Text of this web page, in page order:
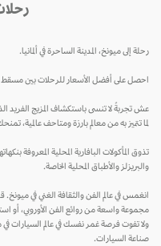
رحلة إلى ميونخ، المدينة الساحرة في ألمانيا.
احصل على أفضل الأسعار للرحلات بين مسقط
عش تجربةً لا تنسى باستكشاف المزيج الفريد الذي
لما تتميز به من معالم بارزة ومتاحف عالمية،
تذوق المأكولات البافارية المحلية المعروفة
والبريزلز والأطباق المحلية الخاصة.
انغمس في عالم الفن والثقافة الغني في ميونخ.
مجموعة واسعة من روائع الفن الأوروبي، أو
ولا تفوت فرصة غمر نفسك في عالم السيارات في
صناعة السيارات.